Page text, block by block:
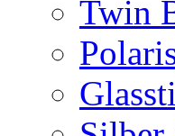
Twin